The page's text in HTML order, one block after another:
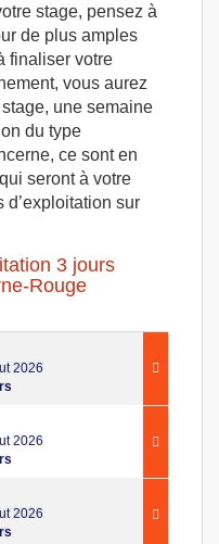
stage, pensez à
de plus amples
finaliser votre
vous aurez
stage, une semaine
du type
ce sont en
seront à votre
d’exploitation sur
3 jours
Rouge
2026
2026
2026